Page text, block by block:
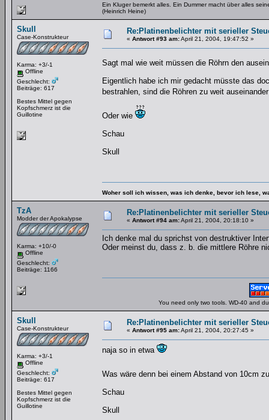
Ein Kluger bemerkt alles. Ein Dummer macht über alles
(Heinrich Heine)
Skull
Case-Konstrukteur
Karma: +3/-1
Offline
Geschlecht:
Beiträge: 617
Bestes Mittel gegen
Kopfschmerz ist die
Guillotine
Re:Platinenbelichter mit serieller
« Antwort #93 am:April 21, 2004, 19:47:52 »
Sagt mal wie weit müssen die Röhrn den
Eigentlich habe ich mir gedacht müsste das
bestrahlen, sind die Röhren zu weit
Oder wie
Schau
Skull
Woher soll ich wissen, was ich denke, bevor ich lese,
TzA
Modder der Apokalypse
Karma: +10/-0
Offline
Geschlecht:
Beiträge: 1166
Re:Platinenbelichter mit serieller
« Antwort #94 am:April 21, 2004, 20:18:10 »
Ich denke mal du sprichst von destruktiver
Oder meinst du, dass z. b. die mittlere Röhre
You need only two tools. WD-40 and
Skull
Case-Konstrukteur
Karma: +3/-1
Offline
Geschlecht:
Beiträge: 617
Bestes Mittel gegen
Kopfschmerz ist die
Guillotine
Re:Platinenbelichter mit serieller
« Antwort #95 am:April 21, 2004, 20:27:45 »
naja so in etwa
Was wäre denn bei einem Abstand von 10cm
Schau
Skull